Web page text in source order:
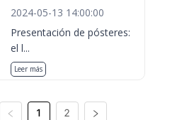
2024-05-13 14:00:00
Presentación de pósteres:
el l...
Leer más
1 2